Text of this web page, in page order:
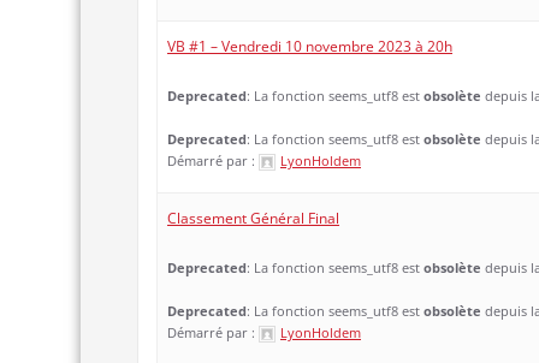
VB #1 – Vendredi 10 novembre 2023 à 20h
Deprecated: La fonction seems_utf8 est obsolète depuis
Deprecated: La fonction seems_utf8 est obsolète depuis
Démarré par :
LyonHoldem
Classement Général Final
Deprecated: La fonction seems_utf8 est obsolète depuis
Deprecated: La fonction seems_utf8 est obsolète depuis
Démarré par :
LyonHoldem